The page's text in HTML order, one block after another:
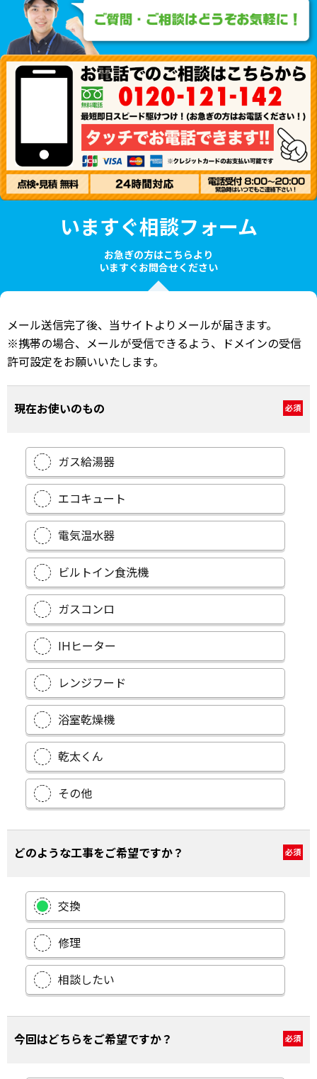
いますぐ相談フォーム
お急ぎの方はこちらより
いますぐお問合せください
メール送信完了後、当サイトよりメールが届きます。
※携帯の場合、メールが受信できるよう、ドメインの受信
許可設定をお願いいたします。
現在お使いのもの 必須
ガス給湯器
エコキュート
電気温水器
ビルトイン食洗機
ガスコンロ
IHヒーター
レンジフード
浴室乾燥機
乾太くん
その他
どのような工事をご希望ですか？ 必須
交換
修理
相談したい
今回はどちらをご希望ですか？ 必須